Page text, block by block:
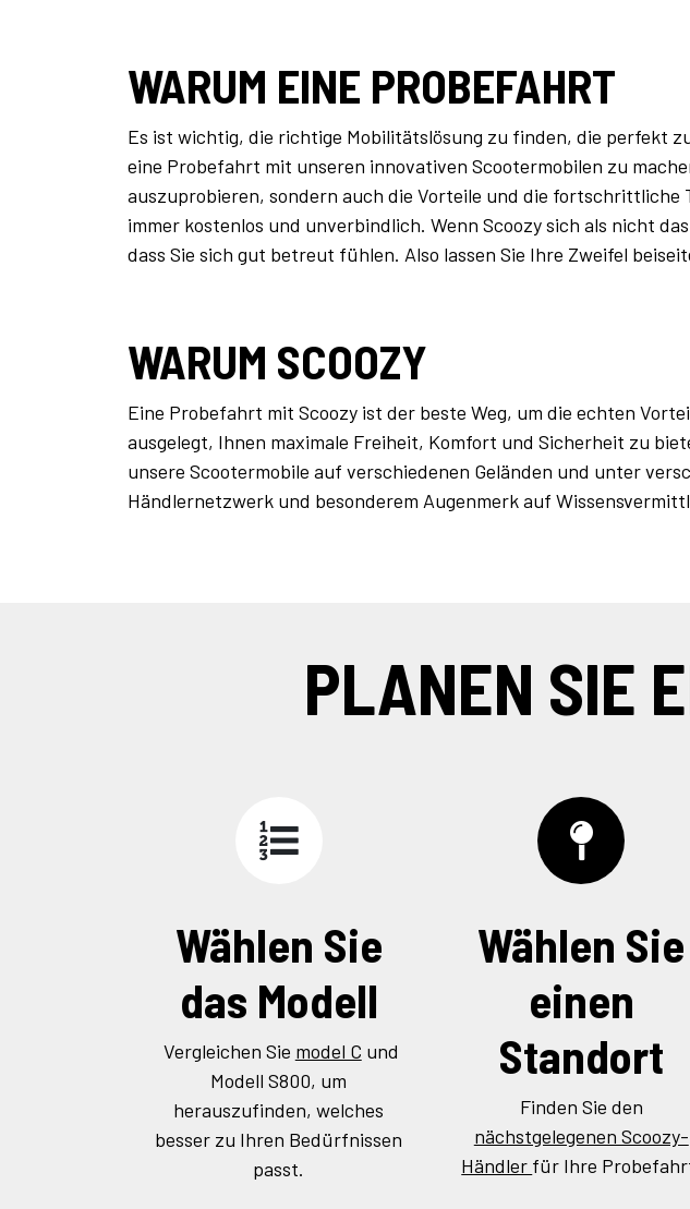
WARUM EINE PROBEFAHRT
Es ist wichtig, die richtige Mobilitätslösung zu finden, die perfekt
eine Probefahrt mit unseren innovativen Scootermobilen zu
auszuprobieren, sondern auch die Vorteile und die
immer kostenlos und unverbindlich. Wenn Scoozy sich als nicht
dass Sie sich gut betreut fühlen. Also lassen Sie Ihre Zweifel
WARUM SCOOZY
Eine Probefahrt mit Scoozy ist der beste Weg, um die echten
ausgelegt, Ihnen maximale Freiheit, Komfort und Sicherheit zu
unsere Scootermobile auf verschiedenen Geländen und unter
Händlernetzwerk und besonderem Augenmerk auf
PLANEN SIE
Wählen Sie
das Modell
Vergleichen Sie model C und
Modell S800, um
herauszufinden, welches
besser zu Ihren Bedürfnissen
passt.
Wählen Sie
einen
Standort
Finden Sie den
nächstgelegenen Scoozy-
Händler für Ihre